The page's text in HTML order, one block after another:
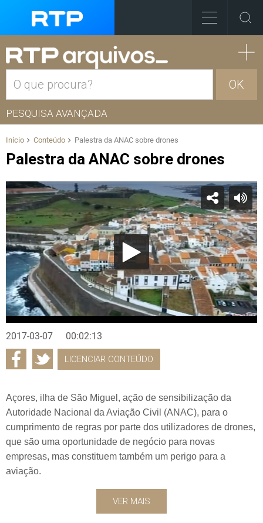
OK
PESQUISA AVANÇADA
Início Conteúdo Palestra da ANAC sobre drones
Palestra da ANAC sobre drones
2017-03-07 00:02:13
LICENCIAR CONTEÚDO
Açores, ilha de São Miguel, ação de sensibilização da
Autoridade Nacional da Aviação Civil (ANAC), para o
cumprimento de regras por parte dos utilizadores de drones,
que são uma oportunidade de negócio para novas
empresas, mas constituem também um perigo para a
aviação.
VER MAIS